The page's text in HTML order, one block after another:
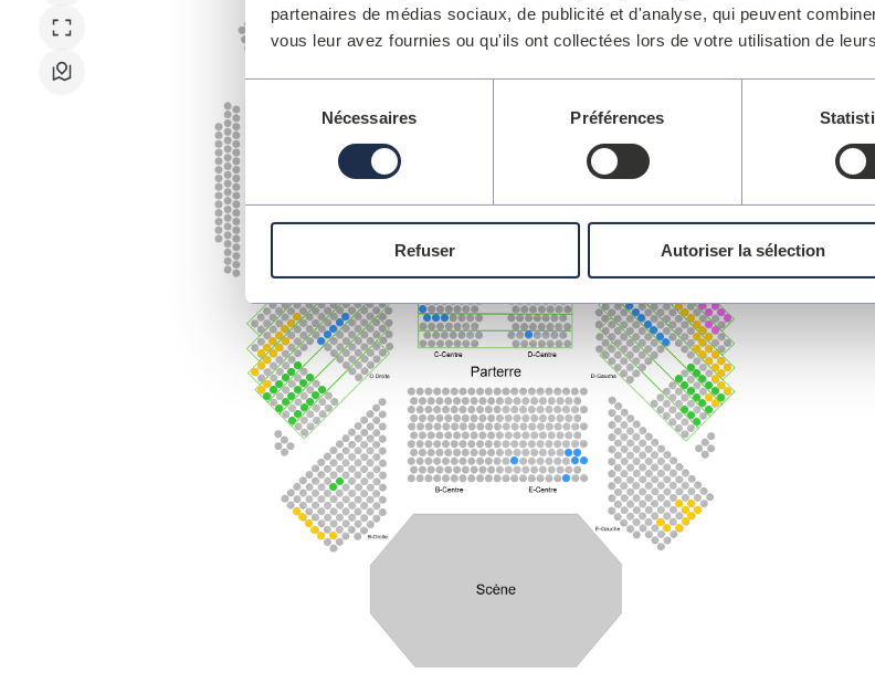
partenaires de médias sociaux, de publicité et d'analyse, qui peuvent
vous leur avez fournies ou qu'ils ont collectées lors de votre utilisation de
consentement
Nécessaires Préférences
Refuser Autoriser la sélection